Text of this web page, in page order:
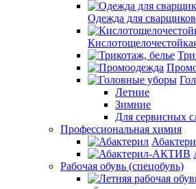
Одежда для
Летние
Зимние
Для сервисных
Профессиональная химия
Рабочая обувь (спецобувь)